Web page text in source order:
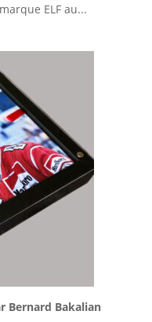
ELF au...
Bernard Bakalian